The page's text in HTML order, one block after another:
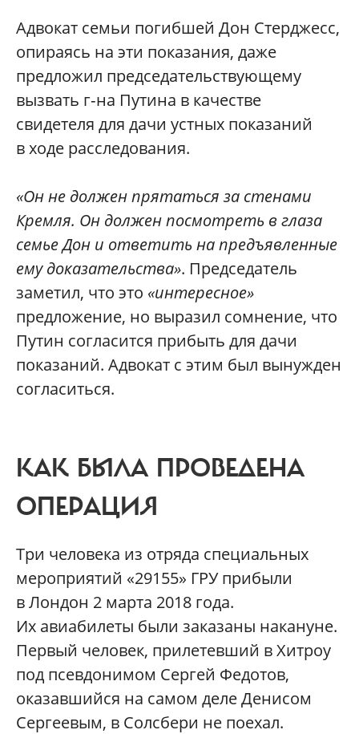
Адвокат семьи погибшей Дон Стерджесс,
опираясь на эти показания, даже
предложил председательствующему
вызвать г‑на Путина в качестве
свидетеля для дачи устных показаний
в ходе расследования.
«Он не должен прятаться за стенами
Кремля. Он должен посмотреть в глаза
семье Дон и ответить на предъявленные
ему доказательства». Председатель
заметил, что это «интересное»
предложение, но выразил сомнение, что
Путин согласится прибыть для дачи
показаний. Адвокат с этим был вынужден
согласиться.
КАК БЫЛА ПРОВЕДЕНА
ОПЕРАЦИЯ
Три человека из отряда специальных
мероприятий «29155» ГРУ прибыли
в Лондон 2 марта 2018 года.
Их авиабилеты были заказаны накануне.
Первый человек, прилетевший в Хитроу
под псевдонимом Сергей Федотов,
оказавшийся на самом деле Денисом
Сергеевым, в Солсбери не поехал.